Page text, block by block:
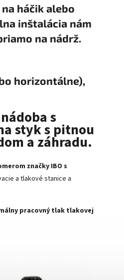
háčik alebo
inštalácia nám
na nádrž.
horizontálne),
s
styk s pitnou
a záhradu.
značky IBO s
a tlakové stanice a
pracovný tlak tlakovej